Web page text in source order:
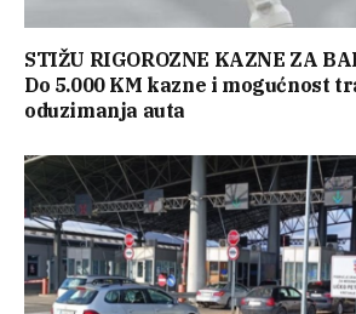
STIŽU RIGOROZNE KAZNE ZA
Do 5.000 KM kazne i mogućnost
oduzimanja auta